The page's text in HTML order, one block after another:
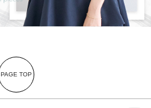
PAGE TOP